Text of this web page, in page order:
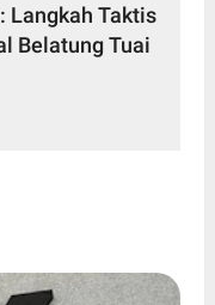
Langkah Taktis
Belatung Tuai